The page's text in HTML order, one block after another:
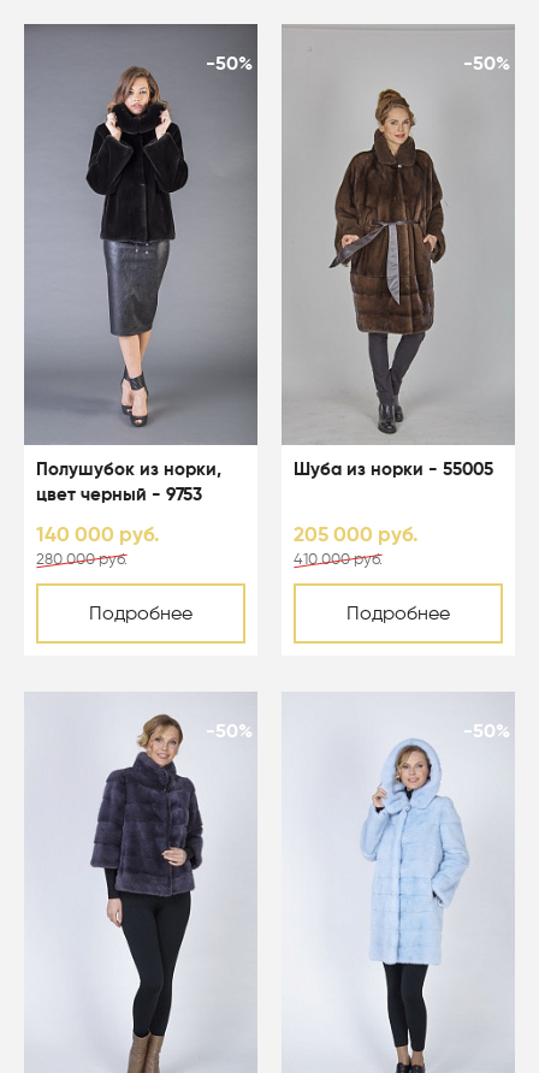
-50%
Полушубок из норки,
цвет черный - 9753
140 000 руб.
280 000 руб.
Подробнее
-50%
Шуба из норки - 55005
205 000 руб.
410 000 руб.
Подробнее
-50% -50%